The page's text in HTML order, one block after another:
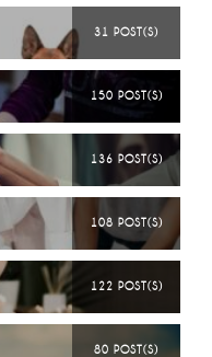
31 POST(S)
150 POST(S)
136 POST(S)
108 POST(S)
122 POST(S)
80 POST(S)